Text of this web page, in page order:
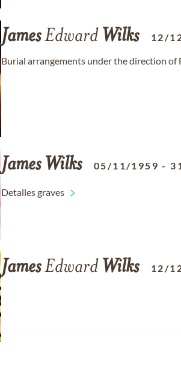
JamesEdward Wilks 12/
Burial arrangements under the direction of
James Wilks 05/11/1959 -
Detalles graves
JamesEdward Wilks 12/